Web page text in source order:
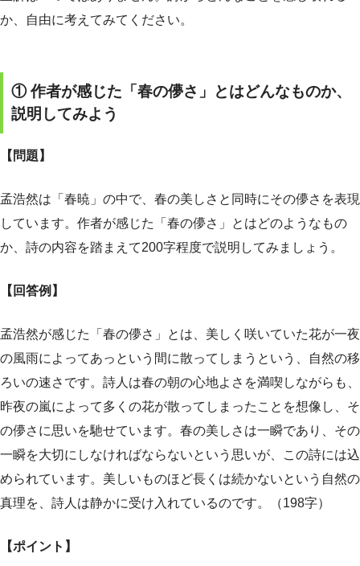
か、自由に考えてみてください。
① 作者が感じた「春の儚さ」とはどんなものか、
説明してみよう
【問題】
孟浩然は「春暁」の中で、春の美しさと同時にその儚さを表現
しています。作者が感じた「春の儚さ」とはどのようなもの
か、詩の内容を踏まえて200字程度で説明してみましょう。
【回答例】
孟浩然が感じた「春の儚さ」とは、美しく咲いていた花が一夜
の風雨によってあっという間に散ってしまうという、自然の移
ろいの速さです。詩人は春の朝の心地よさを満喫しながらも、
昨夜の嵐によって多くの花が散ってしまったことを想像し、そ
の儚さに思いを馳せています。春の美しさは一瞬であり、その
一瞬を大切にしなければならないという思いが、この詩には込
められています。美しいものほど長くは続かないという自然の
真理を、詩人は静かに受け入れているのです。（198字）
【ポイント】